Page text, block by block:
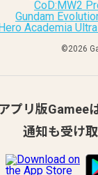
CoD:MW2
Gundam
Academia
©︎2026
プリ版Gamee
通知も受け